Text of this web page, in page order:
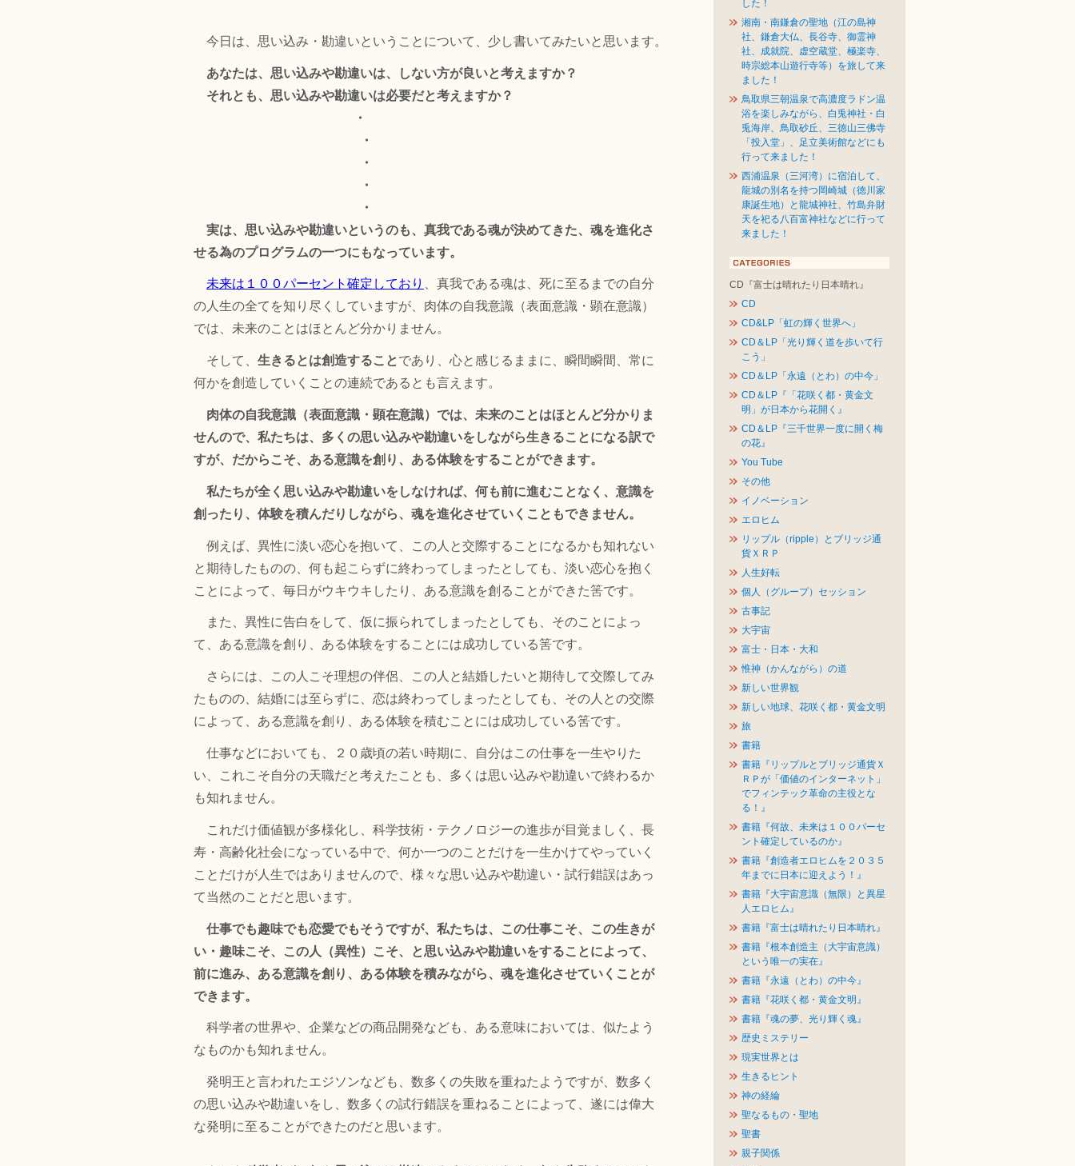
今日は、思い込み・勘違いということについて、少し書いてみたいと思います。
あなたは、思い込みや勘違いは、しない方が良いと考えますか？
それとも、思い込みや勘違いは必要だと考えますか？
・
・
・
・
・
実は、思い込みや勘違いというのも、真我である魂が決めてきた、魂を進化さ
せる為のプログラムの一つにもなっています。
未来は１００パーセント確定しており 、真我である魂は、死に至るまでの自分
の人生の全てを知り尽くしていますが、肉体の自我意識（表面意識・顕在意識）
では、未来のことはほとんど分かりません。
そして、 生きるとは創造することであり、心と感じるままに、瞬間瞬間、常に
何かを創造していくことの連続であるとも言えます。
肉体の自我意識（表面意識・顕在意識）では、未来のことはほとんど分かりま
せんので、私たちは、多くの思い込みや勘違いをしながら生きることになる訳で
すが、だからこそ、ある意識を創り、ある体験をすることができます。
私たちが全く思い込みや勘違いをしなければ、何も前に進むことなく、意識を
創ったり、体験を積んだりしながら、魂を進化させていくこともできません。
例えば、異性に淡い恋心を抱いて、この人と交際することになるかも知れない
と期待したものの、何も起こらずに終わってしまったとしても、淡い恋心を抱く
ことによって、毎日がウキウキしたり、ある意識を創ることができた筈です。
また、異性に告白をして、仮に振られてしまったとしても、そのことによっ
て、ある意識を創り、ある体験をすることには成功している筈です。
さらには、この人こそ理想の伴侶、この人と結婚したいと期待して交際してみ
たものの、結婚には至らずに、恋は終わってしまったとしても、その人との交際
によって、ある意識を創り、ある体験を積むことには成功している筈です。
仕事などにおいても、２０歳頃の若い時期に、自分はこの仕事を一生やりた
い、これこそ自分の天職だと考えたことも、多くは思い込みや勘違いで終わるか
も知れません。
これだけ価値観が多様化し、科学技術・テクノロジーの進歩が目覚ましく、長
寿・高齢化社会になっている中で、何か一つのことだけを一生かけてやっていく
ことだけが人生ではありませんので、様々な思い込みや勘違い・試行錯誤はあっ
て当然のことだと思います。
仕事でも趣味でも恋愛でもそうですが、私たちは、この仕事こそ、この生きが
い・趣味こそ、この人（異性）こそ、と思い込みや勘違いをすることによって、
前に進み、ある意識を創り、ある体験を積みながら、魂を進化させていくことが
できます。
科学者の世界や、企業などの商品開発なども、ある意味においては、似たよう
なものかも知れません。
発明王と言われたエジソンなども、数多くの失敗を重ねたようですが、数多く
の思い込みや勘違いをし、数多くの試行錯誤を重ねることによって、遂には偉大
な発明に至ることができたのだと思います。
した！
湘南・南鎌倉の聖地（江の島神
社、鎌倉大仏、長谷寺、御霊神
社、成就院、虚空蔵堂、極楽寺、
時宗総本山遊行寺等）を旅して来
ました！
鳥取県三朝温泉で高濃度ラドン温
浴を楽しみながら、白兎神社・白
兎海岸、鳥取砂丘、三徳山三佛寺
「投入堂」、足立美術館などにも
行って来ました！
西浦温泉（三河湾）に宿泊して、
龍城の別名を持つ岡崎城（徳川家
康誕生地）と龍城神社、竹島弁財
天を祀る八百富神社などに行って
来ました！
CD『富士は晴れたり日本晴れ』
CD
CD&LP「虹の輝く世界へ」
CD＆LP「光り輝く道を歩いて行
こう」
CD＆LP「永遠（とわ）の中今」
CD＆LP『「花咲く都・黄金文
明」が日本から花開く』
CD＆LP『三千世界一度に開く梅
の花』
You Tube
その他
イノベーション
エロヒム
リップル（ripple）とブリッジ通
貨ＸＲＰ
人生好転
個人（グループ）セッション
古事記
大宇宙
富士・日本・大和
惟神（かんながら）の道
新しい世界観
新しい地球、花咲く都・黄金文明
旅
書籍
書籍『リップルとブリッジ通貨Ｘ
ＲＰが「価値のインターネット」
でフィンテック革命の主役とな
る！』
書籍『何故、未来は１００パーセ
ント確定しているのか』
書籍『創造者エロヒムを２０３５
年までに日本に迎えよう！』
書籍『大宇宙意識（無限）と異星
人エロヒム』
書籍『富士は晴れたり日本晴れ』
書籍『根本創造主（大宇宙意識）
という唯一の実在』
書籍『永遠（とわ）の中今』
書籍『花咲く都・黄金文明』
書籍『魂の夢、光り輝く魂』
歴史ミステリー
現実世界とは
生きるヒント
神の経綸
聖なるもの・聖地
聖書
親子関係